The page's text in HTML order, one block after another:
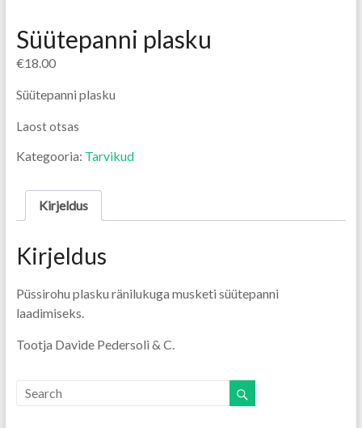
Süütepanni plasku
€18.00
Süütepanni plasku
Laost otsas
Kategooria: Tarvikud
Kirjeldus
Kirjeldus
Püssirohu plasku ränilukuga musketi süütepanni
laadimiseks.
Tootja Davide Pedersoli & C.